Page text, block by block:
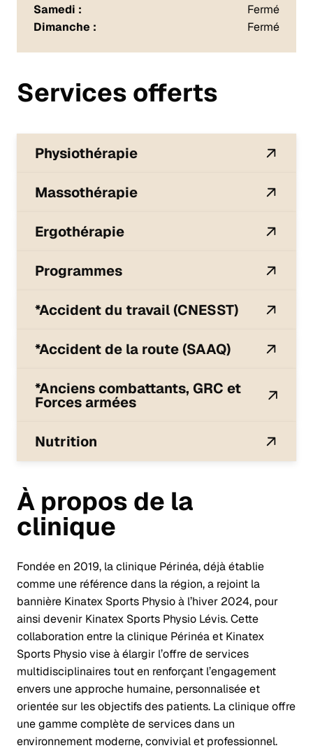
Samedi :
Fermé
Dimanche :
Fermé
Services offerts
Physiothérapie
Massothérapie
Ergothérapie
Programmes
*Accident du travail (CNESST)
*Accident de la route (SAAQ)
*Anciens combattants, GRC et
Forces armées
Nutrition
À propos de la
clinique
Fondée en 2019, la clinique Périnéa, déjà établie
comme une référence dans la région, a rejoint la
bannière Kinatex Sports Physio à l’hiver 2024, pour
ainsi devenir Kinatex Sports Physio Lévis. Cette
collaboration entre la clinique Périnéa et Kinatex
Sports Physio vise à élargir l’offre de services
multidisciplinaires tout en renforçant l’engagement
envers une approche humaine, personnalisée et
orientée sur les objectifs des patients. La clinique offre
une gamme complète de services dans un
environnement moderne, convivial et professionnel.